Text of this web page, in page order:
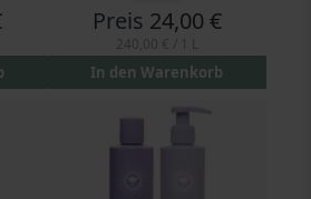
Preis 24,00 €
In den Warenkorb